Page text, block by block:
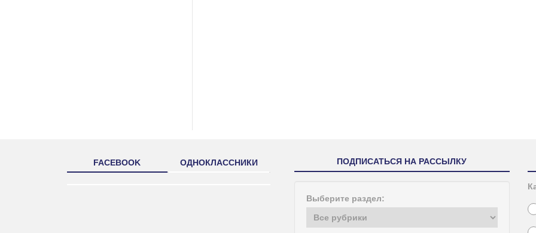
FACEBOOK ОДНОКЛАССНИКИ ПОДПИСАТЬСЯ НА РАССЫЛКУ
Выберите раздел: